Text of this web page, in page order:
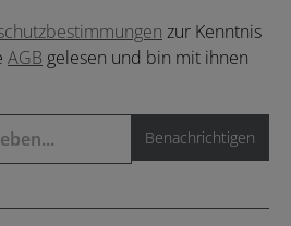
zur Kenntnis
AGB gelesen und bin mit ihnen
Benachrichtigen